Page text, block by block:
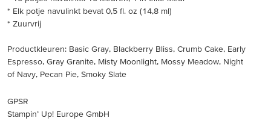
* Elk potje navulinkt bevat 0,5 fl. oz (14,8 ml)
* Zuurvrij
Productkleuren: Basic Gray, Blackberry Bliss, Crumb Cake, Early
Espresso, Gray Granite, Misty Moonlight, Mossy Meadow, Night
of Navy, Pecan Pie, Smoky Slate
GPSR
Stampin’ Up! Europe GmbH